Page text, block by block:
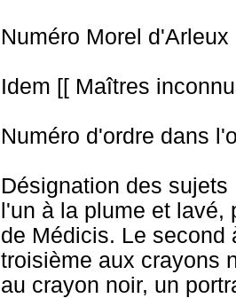
Numéro Morel d'Arleux
Idem [[ Maîtres
Numéro d'ordre dans
Désignation des
l'un à la plume et
de Médicis. Le second
troisième aux crayons
au crayon noir, un